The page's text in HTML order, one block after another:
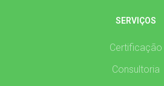
SERVIÇOS
Certificação
Consultoria